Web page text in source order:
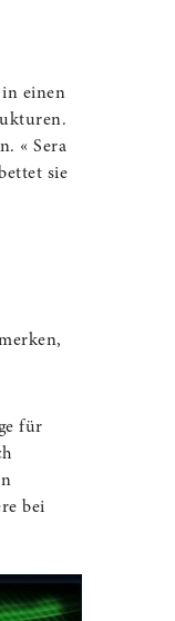
in einen
« Sera
sie
für
bei